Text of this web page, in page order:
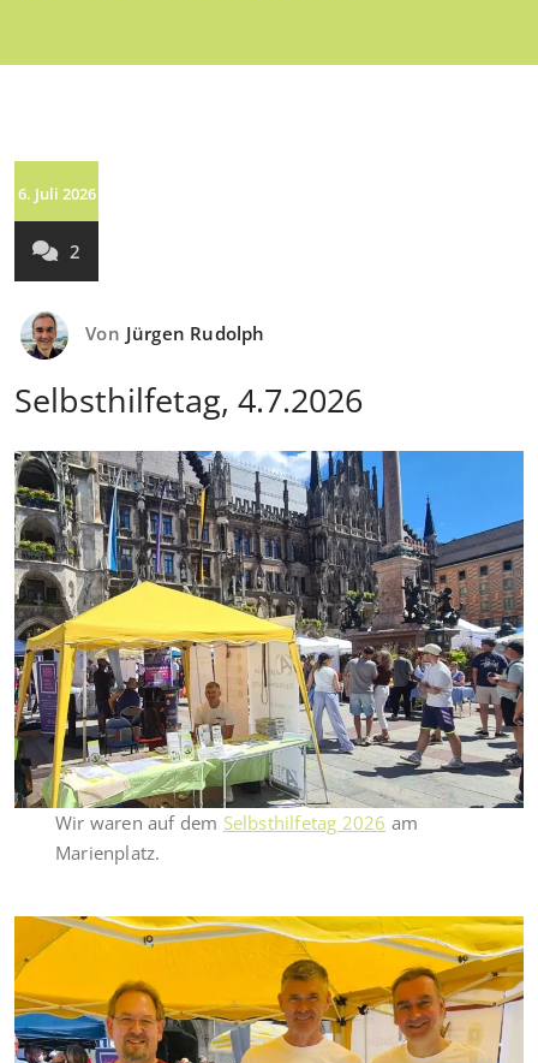
6. Juli 2026
2
Von Jürgen Rudolph
Selbsthilfetag, 4.7.2026
Wir waren auf dem Selbsthilfetag 2026 am
Marienplatz.